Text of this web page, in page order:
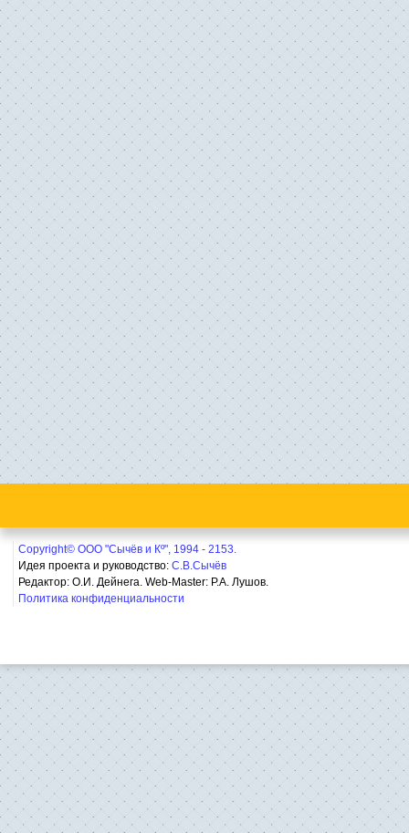
Copyright© ООО "Сычёв и Кº", 1994 - 2153.
Идея проекта и руководство: С.В.Сычёв
Редактор: О.И. Дейнега. Web-Master: Р.А. Лушов.
Политика конфиденциальности